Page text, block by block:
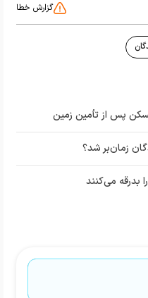
گزارش خطا
پس از تأمین زمین
زمان‌بر شد؟
بدرقه می‌کنند